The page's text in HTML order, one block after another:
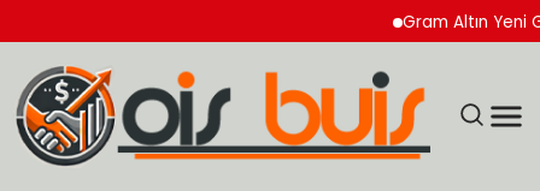
Gram Altın Yeni